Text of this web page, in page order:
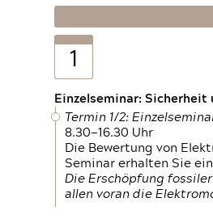
1
Einzelseminar:
Termin 1/2:
8.30—16.30 Uhr
Die Bewertung von
Seminar erhalten Sie
Die Erschöpfung
allen voran die